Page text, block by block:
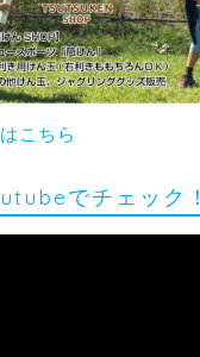
こちら
でチェック！